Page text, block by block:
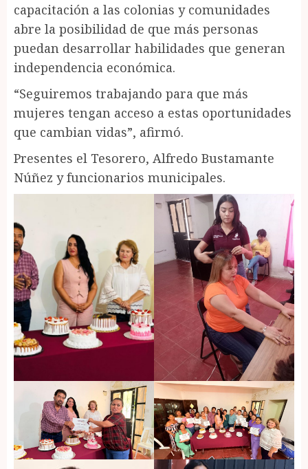
capacitación a las colonias y comunidades
abre la posibilidad de que más personas
puedan desarrollar habilidades que generan
independencia económica.
“Seguiremos trabajando para que más
mujeres tengan acceso a estas oportunidades
que cambian vidas”, afirmó.
Presentes el Tesorero, Alfredo Bustamante
Núñez y funcionarios municipales.